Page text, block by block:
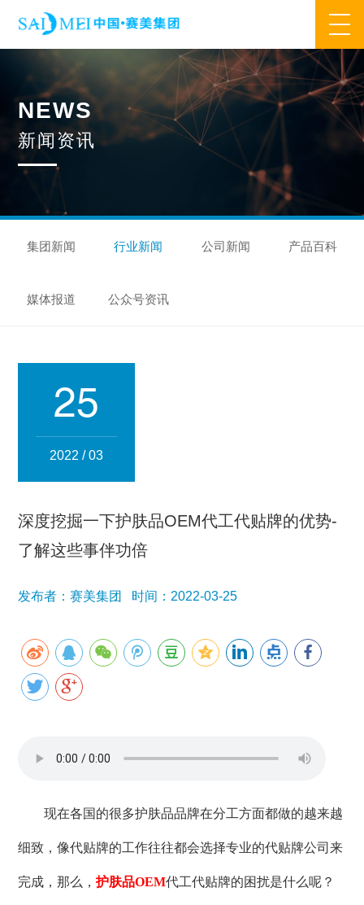
业务范围
核心业务 合作模式 合作流程 产品中心
研发优势 管理优势 品质优势 产能优势
设备优势
集万草® 完美宜生® 抖抖舒®
赛美化妆品 赛美医药
人事管理
领导团队 业务精英
新闻资讯
公众号资讯
联系我们
NEWS
新闻资讯
集团新闻 行业新闻 公司新闻 产品百科
媒体报道 公众号资讯
25
2022 / 03
深度挖掘一下护肤品OEM代工代贴牌的优势-
了解这些事伴功倍
发布者：赛美集团 时间：2022-03-25
现在各国的很多护肤品品牌在分工方面都做的越来越
细致，像代贴牌的工作往往都会选择专业的代贴牌公司来
完成，那么，护肤品OEM代工代贴牌的困扰是什么呢？